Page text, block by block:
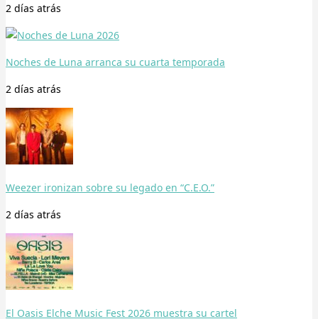
2 días atrás
Noches de Luna arranca su cuarta temporada
2 días atrás
Weezer ironizan sobre su legado en “C.E.O.”
2 días atrás
El Oasis Elche Music Fest 2026 muestra su cartel